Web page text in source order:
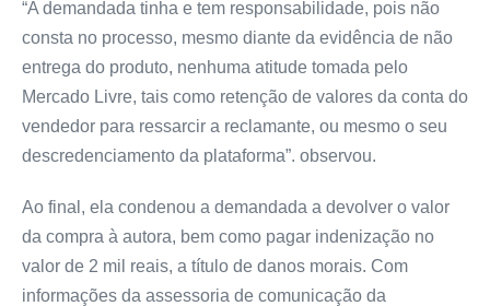
“A demandada tinha e tem responsabilidade, pois não
consta no processo, mesmo diante da evidência de não
entrega do produto, nenhuma atitude tomada pelo
Mercado Livre, tais como retenção de valores da conta do
vendedor para ressarcir a reclamante, ou mesmo o seu
descredenciamento da plataforma”. observou.
Ao final, ela condenou a demandada a devolver o valor
da compra à autora, bem como pagar indenização no
valor de 2 mil reais, a título de danos morais. Com
informações da assessoria de comunicação da